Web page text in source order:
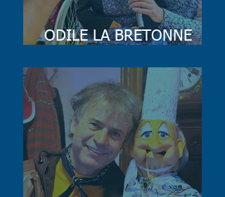
ODILE LA BRETONNE
SUR FRANCE 3